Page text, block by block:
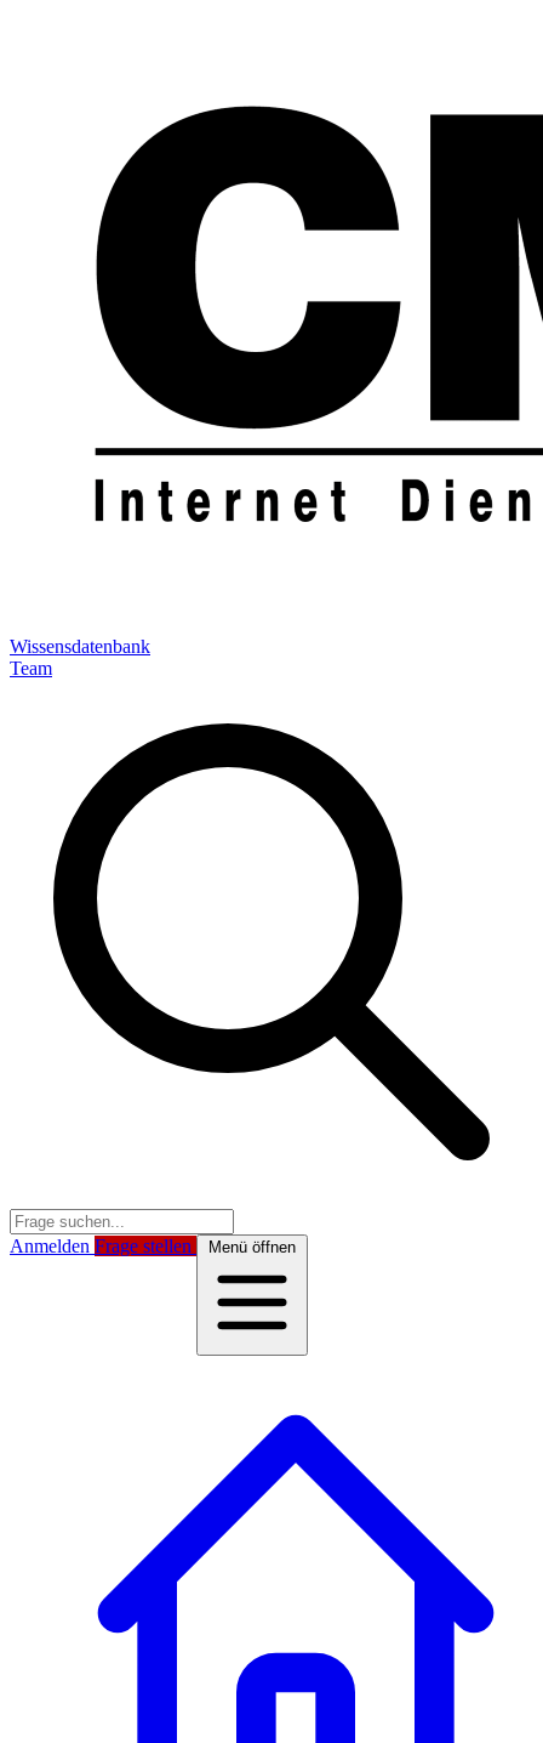
Wissensdatenbank
Team
Anmelden Frage stellen Menü öffnen